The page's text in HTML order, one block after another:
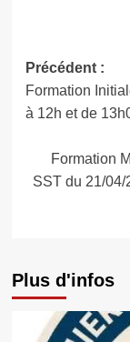
d’article
Précédent :
Formation
à 12h et de
Formation
SST du 21/
Plus d'infos